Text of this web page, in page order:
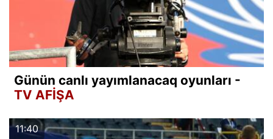
Günün canlı yayımlanacaq oyunları -
TV AFİŞA
11:40